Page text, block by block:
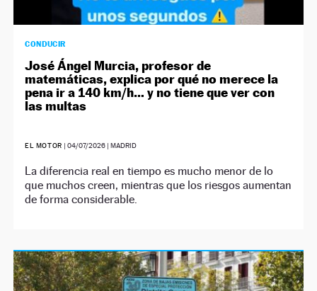
CONDUCIR
José Ángel Murcia, profesor de
matemáticas, explica por qué no merece la
pena ir a 140 km/h… y no tiene que ver con
las multas
EL MOTOR |04/07/2026 | MADRID
La diferencia real en tiempo es mucho menor de lo
que muchos creen, mientras que los riesgos aumentan
de forma considerable.